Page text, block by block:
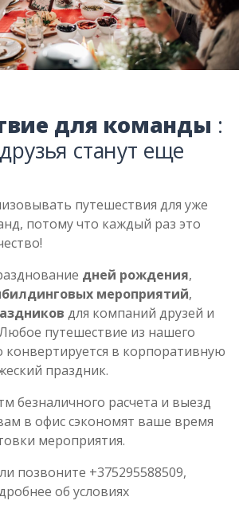
для команды :
станут еще
путешествия для уже
потому что каждый раз это
дней рождения,
мероприятий,
для компаний друзей и
путешествие из нашего
конвертируется в корпоративную
праздник.
безналичного расчета и выезд
в офис сэкономят ваше время
мероприятия.
позвоните +375295588509,
об условиях